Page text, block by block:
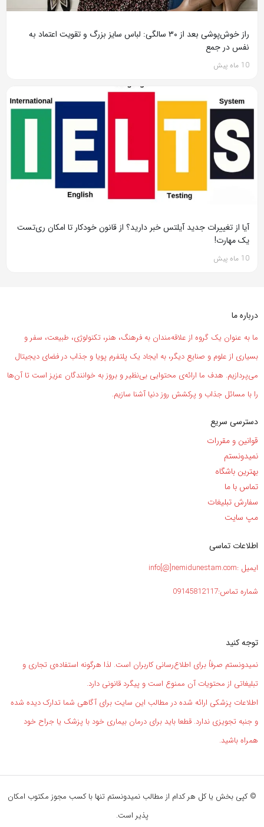
راز خوش‌پوشی بعد از ۳۰ سالگی: لباس سایز بزرگ و تقویت اعتماد به
نفس در جمع
10 ماه پیش
آیا از تغییرات جدید آیلتس خبر دارید؟ از قانون خودکار تا امکان ری‌تست
یک مهارت!
10 ماه پیش
درباره ما
ما به عنوان یک گروه از علاقه‌مندان به فرهنگ، هنر، تکنولوژی، طبیعت، سفر و
بسیاری از علوم و صنایع دیگر، به ایجاد یک پلتفرم پویا و جذاب در فضای دیجیتال
می‌پردازیم. هدف ما ارائه‌ی محتوایی بی‌نظیر و بروز به خوانندگان عزیز است تا آن‌ها
را با مسائل جذاب و پرکشش روز دنیا آشنا سازیم.
دسترسی سریع
قوانین و مقررات
نمیدونستم
بهترین باشگاه
تماس با ما
سفارش تبلیغات
مپ سایت
اطلاعات تماسی
ایمیل :info[@]nemidunestam.com
شماره تماس:09145812117
توجه کنید
نمیدونستم صرفاً برای اطلاع‌رسانی کاربران است. لذا هرگونه استفاده‌ی تجاری و
تبلیغاتی از محتویات آن ممنوع است و پیگرد قانونی دارد.
اطلاعات پزشکی ارائه شده در مطالب این سایت برای آگاهی شما تدارک دیده شده
و جنبه تجویزی ندارد. قطعا باید برای درمان بیماری خود با پزشک یا جراح خود
همراه باشید.
© کپی بخش یا کل هر کدام از مطالب نمیدونستم تنها با کسب مجوز مکتوب امکان
پذیر است.